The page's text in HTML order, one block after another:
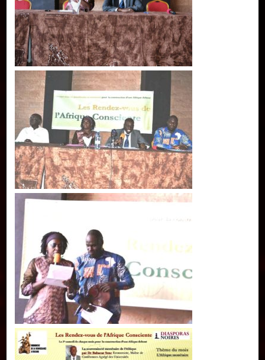
Collections
Formation en Édition Numérique
Les ateliers d’écriture littéraire
Mame Hulo
AUTEURS
Publier un article
DON
Formation en Édition Numérique